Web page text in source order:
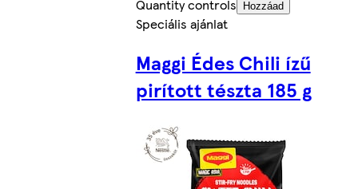
Quantity controls
Hozzáad
Speciális ajánlat
Maggi Édes Chili ízű
pirított tészta 185 g